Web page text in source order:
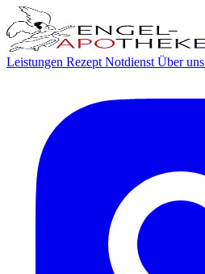
Leistungen Rezept Notdienst Über uns